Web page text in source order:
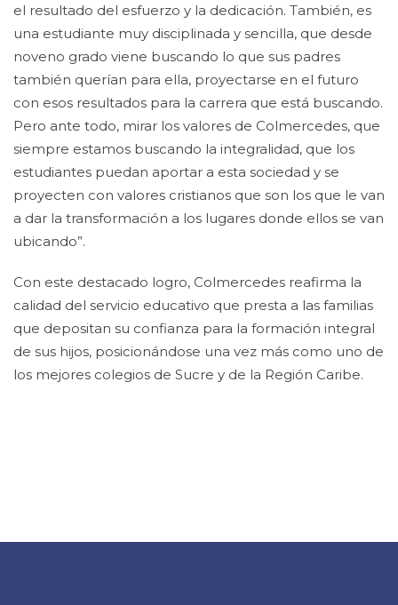
el resultado del esfuerzo y la dedicación. También, es
una estudiante muy disciplinada y sencilla, que desde
noveno grado viene buscando lo que sus padres
también querían para ella, proyectarse en el futuro
con esos resultados para la carrera que está buscando.
Pero ante todo, mirar los valores de Colmercedes, que
siempre estamos buscando la integralidad, que los
estudiantes puedan aportar a esta sociedad y se
proyecten con valores cristianos que son los que le van
a dar la transformación a los lugares donde ellos se van
ubicando”.
Con este destacado logro, Colmercedes reafirma la
calidad del servicio educativo que presta a las familias
que depositan su confianza para la formación integral
de sus hijos, posicionándose una vez más como uno de
los mejores colegios de Sucre y de la Región Caribe.